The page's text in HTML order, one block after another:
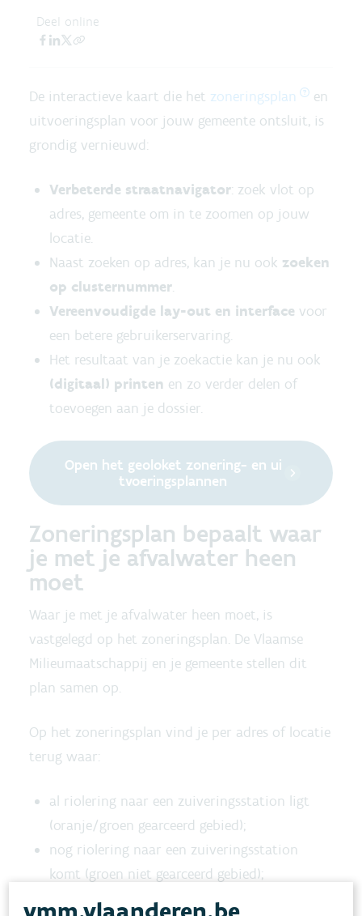
Deel online
De interactieve kaart die het zoneringsplan
en
uitvoeringsplan voor jouw gemeente ontsluit, is
grondig vernieuwd:
Verbeterde straatnavigator: zoek vlot op
adres, gemeente om in te zoomen op jouw
locatie.
Naast zoeken op adres, kan je nu ook zoeken
op clusternummer.
Vereenvoudigde lay-out en interface voor
een betere gebruikerservaring.
Het resultaat van je zoekactie kan je nu ook
(digitaal) printen en zo verder delen of
toevoegen aan je dossier.
Open het geoloket zonering- en ui
tvoeringsplannen
Zoneringsplan bepaalt waar
je met je afvalwater heen
moet
Waar je met je afvalwater heen moet, is
vastgelegd op het zoneringsplan. De Vlaamse
Milieumaatschappij en je gemeente stellen dit
plan samen op.
Op het zoneringsplan vind je per adres of locatie
terug waar:
al riolering naar een zuiveringsstation ligt
(oranje/groen gearceerd gebied);
nog riolering naar een zuiveringsstation
komt (groen niet gearceerd gebied);
je het afvalwater zelf moet zuiveren met